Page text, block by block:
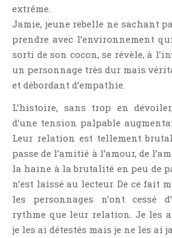
Top Ten Tuesday
Wish-List
Young Adult
extrême.
Jamie, jeune rebelle ne sachant
prendre avec l’environnement
sorti de son cocon, se révèle, à
un personnage très dur mais
et débordant d’empathie.
L’histoire, sans trop en
d’une tension palpable
Leur relation est tellement
passe de l’amitié à l’amour, de
la haine à la brutalité en peu de
n’est laissé au lecteur. De ce fait
les personnages n’ont cessé
rythme que leur relation. Je les
je les ai détestés mais je ne les ai